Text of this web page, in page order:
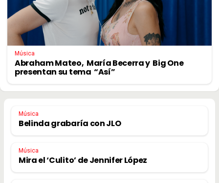
Música
Abraham Mateo, María Becerra y Big One
presentan su tema “Así”
Música
Belinda grabaría con JLO
Música
Mira el ‘Culito’ de Jennifer López